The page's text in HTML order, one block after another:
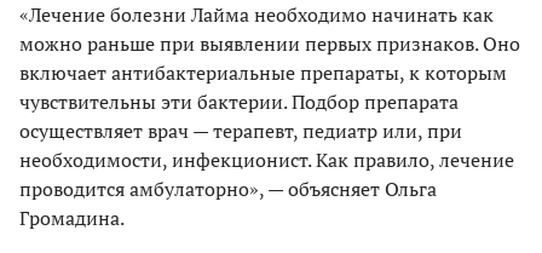
«Лечение болезни Лайма необходимо начинать как
можно раньше при выявлении первых признаков. Оно
включает антибактериальные препараты, к которым
чувствительны эти бактерии. Подбор препарата
осуществляет врач — терапевт, педиатр или, при
необходимости, инфекционист. Как правило, лечение
проводится амбулаторно», — объясняет Ольга
Громадина.